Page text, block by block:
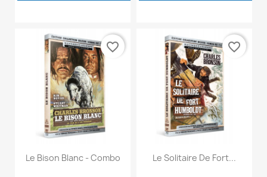
Le Bison Blanc - Combo
favorite_border
Le Solitaire De Fort...
favorite_border